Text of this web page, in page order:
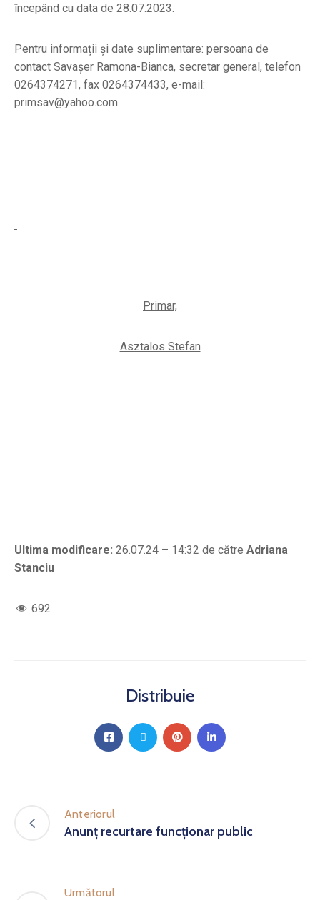
începând cu data de 28.07.2023.
Pentru informații și date suplimentare: persoana de
contact Savașer Ramona-Bianca, secretar general, telefon
0264374271, fax 0264374433, e-mail:
primsav@yahoo.com
Primar,
Asztalos Stefan
Ultima modificare: 26.07.24 – 14:32 de către Adriana
Stanciu
692
Distribuie
Anteriorul
Anunț recurtare funcționar public
Următorul